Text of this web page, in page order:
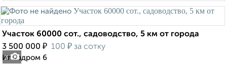
3
Участок 60000 сот., садоводство, 5 км от города
3 500 000 ₽ 100 ₽ за сотку
Ипподром 6